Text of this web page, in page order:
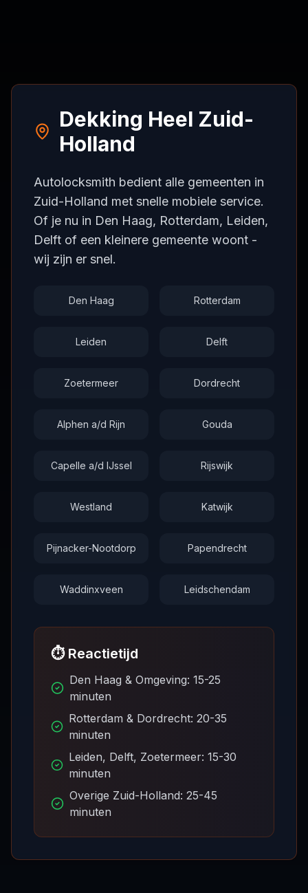
Dekking Heel Zuid-
Holland
Autolocksmith bedient alle gemeenten in
Zuid-Holland met snelle mobiele service.
Of je nu in Den Haag, Rotterdam, Leiden,
Delft of een kleinere gemeente woont -
wij zijn er snel.
Den Haag Rotterdam
Leiden Delft
Zoetermeer Dordrecht
Alphen a/d Rijn Gouda
Capelle a/d IJssel Rijswijk
Westland Katwijk
Pijnacker-Nootdorp Papendrecht
Waddinxveen Leidschendam
⏱️ Reactietijd
Den Haag & Omgeving: 15-25
minuten
Rotterdam & Dordrecht: 20-35
minuten
Leiden, Delft, Zoetermeer: 15-30
minuten
Overige Zuid-Holland: 25-45
minuten